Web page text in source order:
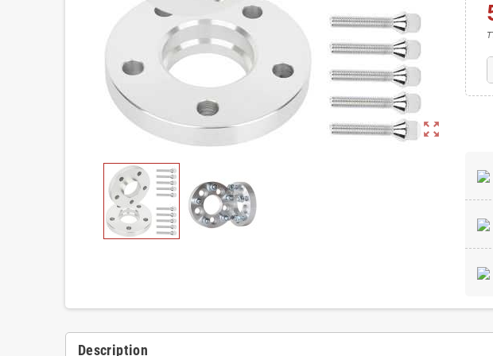
zoom_out_map
Description